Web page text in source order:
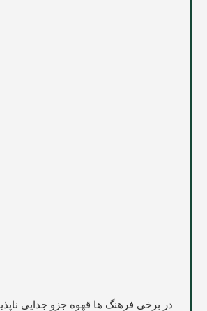
در برخی فرهنگ ها قهوه جزو جدایی